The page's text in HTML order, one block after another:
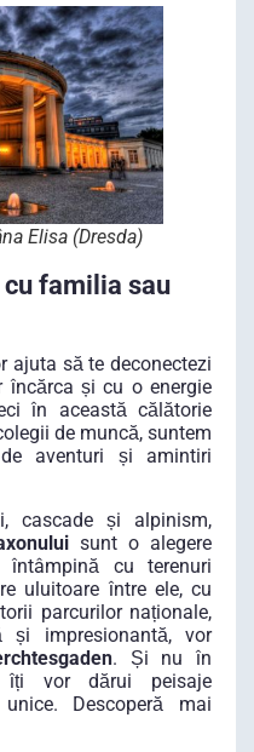
Elisa (Dresda)
familia sau
ajuta să te deconectezi
și cu o energie
în această călătorie
de muncă, suntem
aventuri și amintiri
cascade și alpinism,
sunt o alegere
întâmpină cu terenuri
uluitoare între ele, cu
parcurilor naționale,
și impresionantă, vor
. Și nu în
vor dărui peisaje
Descoperă mai